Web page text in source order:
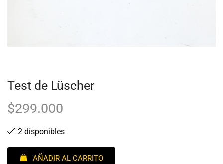
Test de Lüscher
$299.000
2 disponibles
AÑADIR AL CARRITO